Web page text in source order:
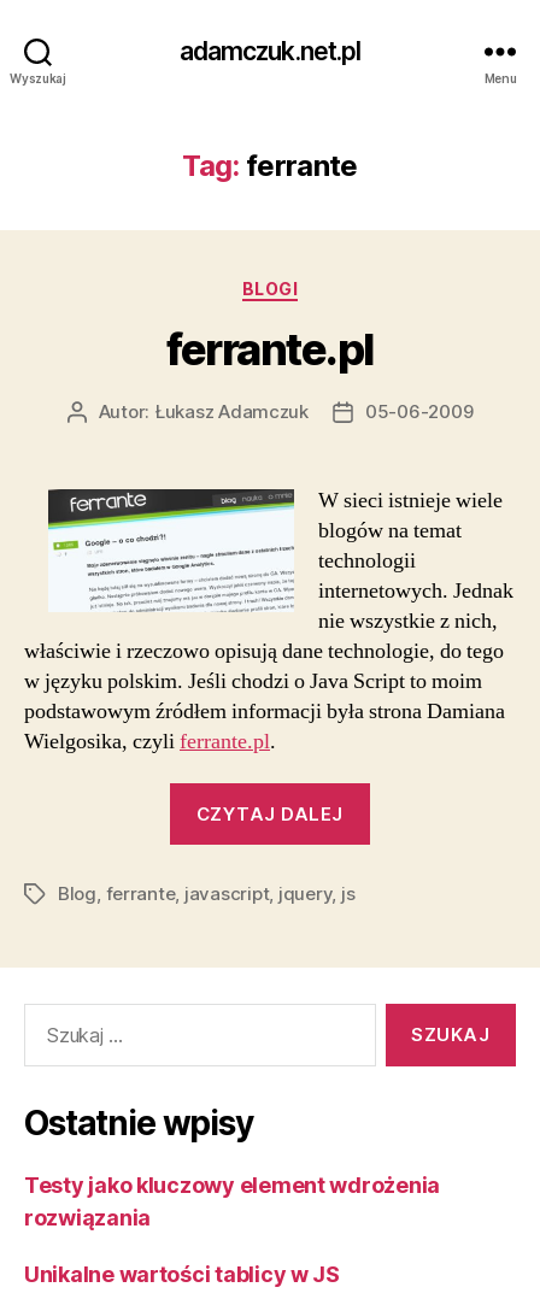
Wyszukaj
adamczuk.net.pl
Menu
Tag: ferrante
Kategorie
BLOGI
ferrante.pl
AutorAutor: Łukasz Adamczuk
Data05-06-2009
W sieci istnieje wiele
blogów na temat
technologii
internetowych. Jednak
nie wszystkie z nich,
właściwie i rzeczowo opisują dane technologie, do tego
w języku polskim. Jeśli chodzi o Java Script to moim
podstawowym źródłem informacji była strona Damiana
Wielgosika, czyliferrante.pl.
CZYTAJ DALEJ
TagiBlog, ferrante, javascript, jquery, js
Ostatnie wpisy
Testy jako kluczowy element wdrożenia
rozwiązania
Unikalne wartości tablicy w JS